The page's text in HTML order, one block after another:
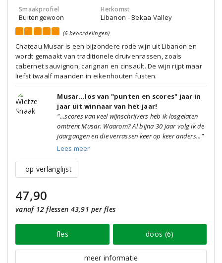
Smaakprofiel
Buitengewoon
Herkomst
Libanon - Bekaa Valley
(6 beoordelingen)
Chateau Musar is een bijzondere rode wijn uit Libanon en
wordt gemaakt van traditionele druivenrassen, zoals
cabernet sauvignon, carignan en cinsault. De wijn rijpt maar
liefst twaalf maanden in eikenhouten fusten.
Musar...los van "punten en scores" jaar in
jaar uit winnaar van het jaar!
"...scores van veel wijnschrijvers heb ik losgelaten
omtrent Musar. Waarom? Al bijna 30 jaar volg ik de
jaargangen en die verrassen keer op keer anders..."
Lees meer
op verlanglijst
47,90
vanaf 12 flessen 43,91 per fles
fles doos (6)
meer informatie